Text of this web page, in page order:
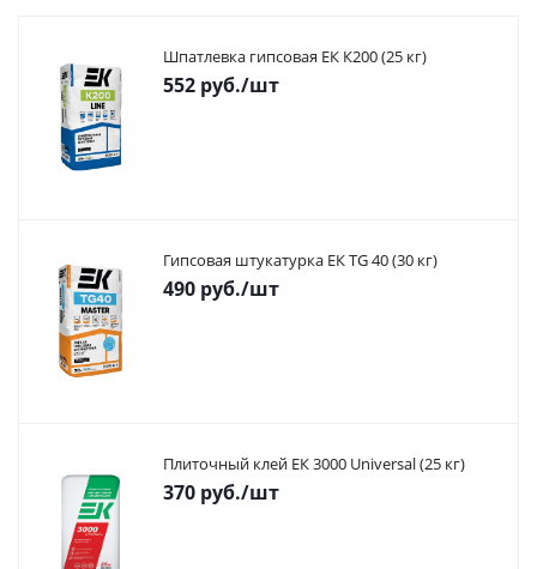
Шпатлевка гипсовая ЕК К200 (25 кг)
552 руб./шт
Гипсовая штукатурка ЕК TG 40 (30 кг)
490 руб./шт
Плиточный клей ЕК 3000 Universal (25 кг)
370 руб./шт